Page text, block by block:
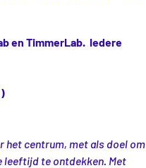
en TimmerLab.  Iedere
het centrum, met als doel om
leeftijd te ontdekken. Met